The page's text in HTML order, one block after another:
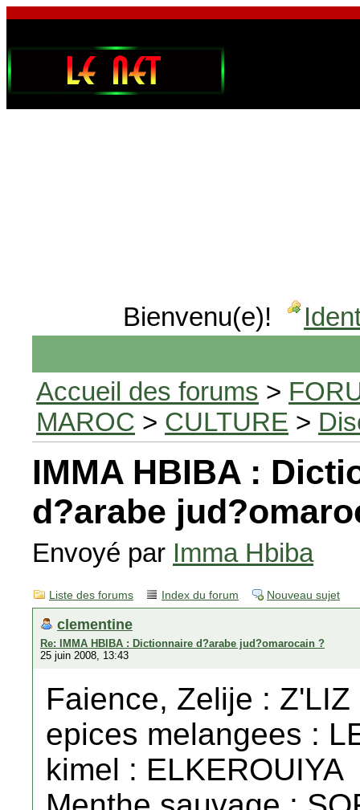
Bienvenu(e)!
Accueil des forums >
MAROC > CULTURE >
IMMA HBIBA :
d?arabe
Envoyé par Imma Hbiba
Liste des forums Index du forum Nouveau sujet
clementine
Re: IMMA HBIBA : Dictionnaire d?arabe jud?omarocain ?
25 juin 2008, 13:43
Faience, Zelije : Z'LIZ
epices melangees :
kimel : ELKEROUIYA